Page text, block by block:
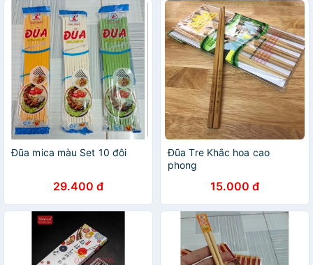
Đũa mica màu Set 10 đôi
29.400 đ
Đũa Tre Khắc hoa cao
phong
15.000 đ